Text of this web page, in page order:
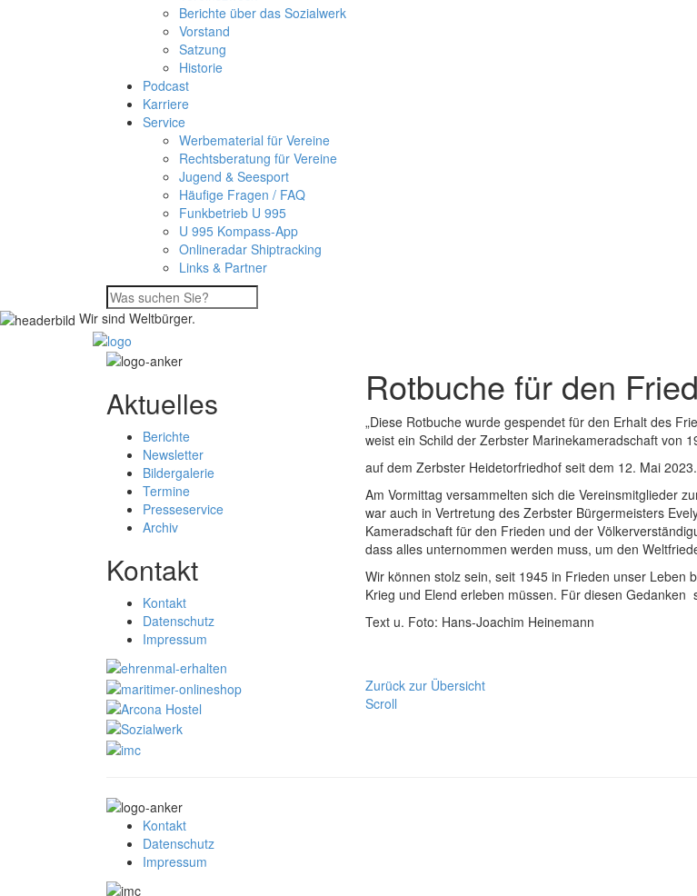
Berichte über das Sozialwerk
Vorstand
Satzung
Historie
Podcast
Karriere
Service
Werbematerial für Vereine
Rechtsberatung für Vereine
Jugend & Seesport
Häufige Fragen / FAQ
Funkbetrieb U 995
U 995 Kompass-App
Onlineradar Shiptracking
Links & Partner
Wir sind Weltbürger.
Aktuelles
Berichte
Newsletter
Bildergalerie
Termine
Presseservice
Archiv
Kontakt
Kontakt
Datenschutz
Impressum
Rotbuche für den
„Diese Rotbuche wurde gespendet für den Erhalt des
weist ein Schild der Zerbster Marinekameradschaft von
auf dem Zerbster Heidetorfriedhof seit dem 12. Mai 2023.
Am Vormittag versammelten sich die Vereinsmitglieder
war auch in Vertretung des Zerbster Bürgermeisters
Kameradschaft für den Frieden und der
dass alles unternommen werden muss, um den
Wir können stolz sein, seit 1945 in Frieden unser Leben
Krieg und Elend erleben müssen. Für diesen Gedanken
Text u. Foto: Hans-Joachim Heinemann
Zurück zur Übersicht
Scroll
Kontakt
Datenschutz
Impressum